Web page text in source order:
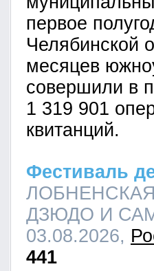
первое
Челябинской
месяцев
совершили в
1 319 901
квитанций.
Фестиваль
ДЗЮДО И
03.08.2026,
441